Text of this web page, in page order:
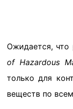
Ожидается, что
of Hazardous
только для
веществ по